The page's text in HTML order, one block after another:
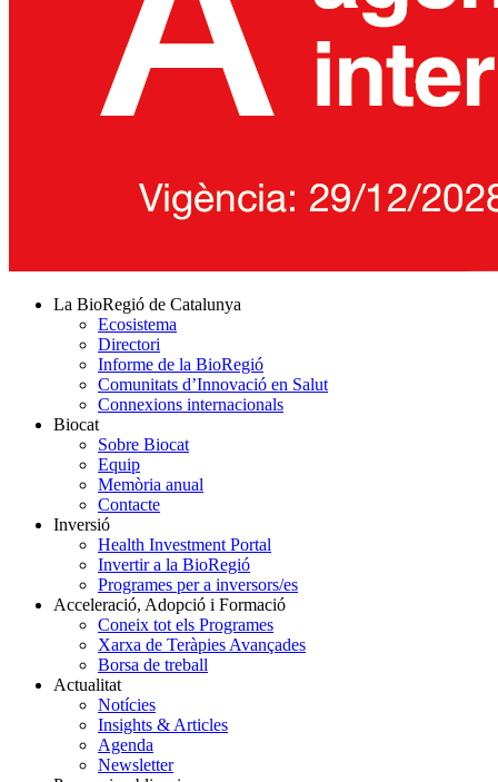
La BioRegió de Catalunya
Ecosistema
Directori
Informe de la BioRegió
Comunitats d’Innovació en Salut
Connexions internacionals
Biocat
Sobre Biocat
Equip
Memòria anual
Contacte
Inversió
Health Investment Portal
Invertir a la BioRegió
Programes per a inversors/es
Acceleració, Adopció i Formació
Coneix tot els Programes
Xarxa de Teràpies Avançades
Borsa de treball
Actualitat
Notícies
Insights & Articles
Agenda
Newsletter